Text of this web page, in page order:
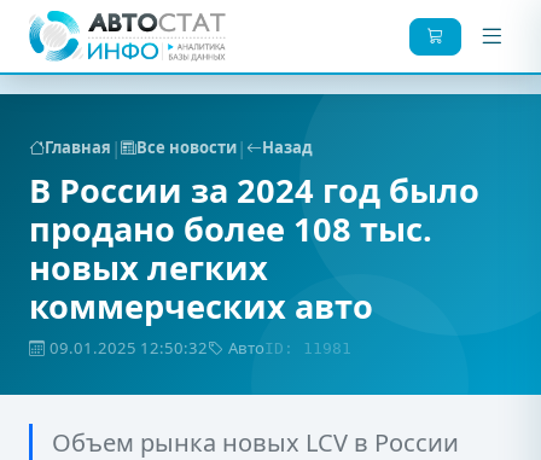
Главная | Все новости| Назад
В России за 2024 год было
продано более 108 тыс.
новых легких
коммерческих авто
09.01.2025 12:50:32 АвтоID: 11981
Объем рынка новых LCV в России